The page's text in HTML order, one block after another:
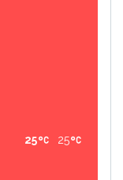
25
25